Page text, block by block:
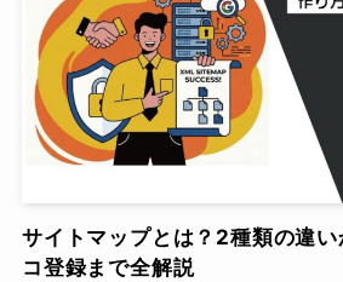
サイトマップとは？2種類の違
コ登録まで全解説